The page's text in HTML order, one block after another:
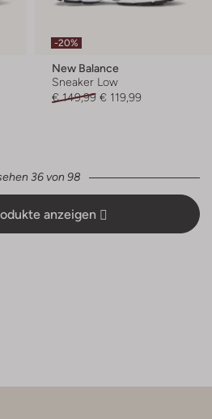
-20%
New Balance
Sneaker Low
€ 149,99 € 119,99
36 von 98
anzeigen